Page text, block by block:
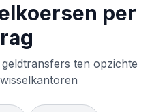
per
ten opzichte